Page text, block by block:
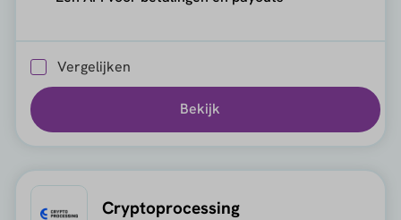
Vergelijken
Bekijk
Cryptoprocessing